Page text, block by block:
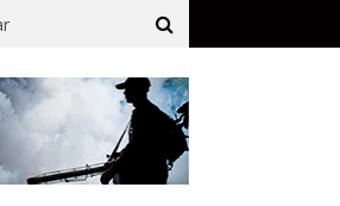
en obras de terracería